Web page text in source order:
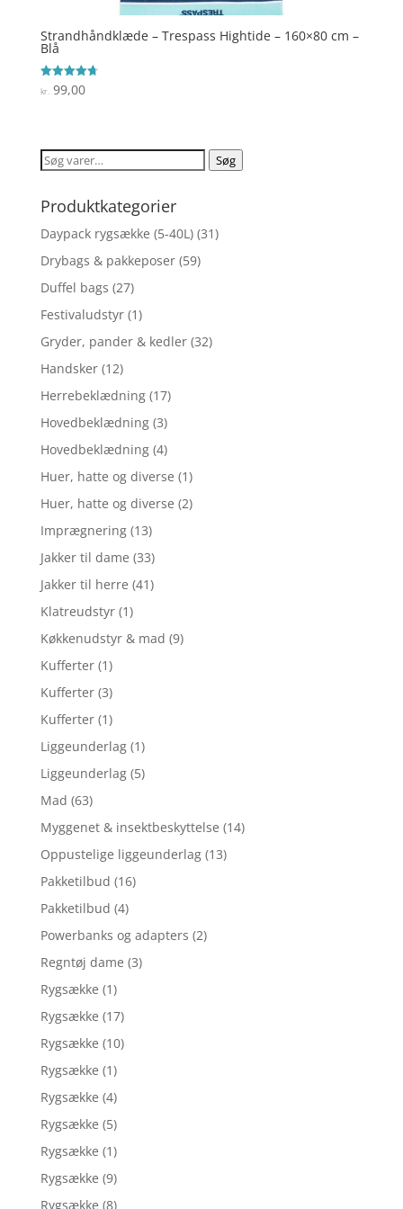
Strandhåndklæde – Trespass Hightide – 160×80 cm –
Blå
Vurderet
4.7
kr.99,00
Søg
Søg
Produktkategorier
Daypack rygsække (5-40L) (31)
Drybags & pakkeposer (59)
Duffel bags (27)
Festivaludstyr (1)
Gryder, pander & kedler (32)
Handsker (12)
Herrebeklædning (17)
Hovedbeklædning (3)
Hovedbeklædning (4)
Huer, hatte og diverse (1)
Huer, hatte og diverse (2)
Imprægnering (13)
Jakker til dame (33)
Jakker til herre (41)
Klatreudstyr (1)
Køkkenudstyr & mad (9)
Kufferter (1)
Kufferter (3)
Kufferter (1)
Liggeunderlag (1)
Liggeunderlag (5)
Mad (63)
Myggenet & insektbeskyttelse (14)
Oppustelige liggeunderlag (13)
Pakketilbud (16)
Pakketilbud (4)
Powerbanks og adapters (2)
Regntøj dame (3)
Rygsække (1)
Rygsække (17)
Rygsække (10)
Rygsække (1)
Rygsække (4)
Rygsække (5)
Rygsække (1)
Rygsække (9)
Rygsække (8)